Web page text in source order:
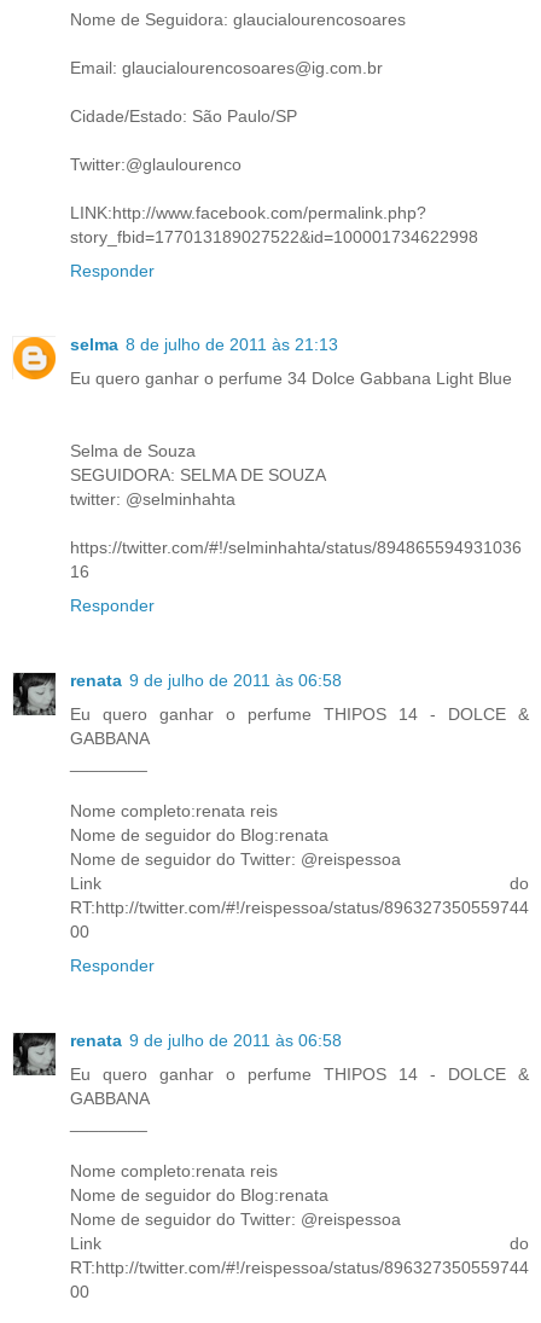
Nome de Seguidora: glaucialourencosoares
Email: glaucialourencosoares@ig.com.br
Cidade/Estado: São Paulo/SP
Twitter:@glaulourenco
LINK:http://www.facebook.com/permalink.php?
story_fbid=177013189027522&id=100001734622998
Responder
selma 8 de julho de 2011 às 21:13
Eu quero ganhar o perfume 34 Dolce Gabbana Light Blue
Selma de Souza
SEGUIDORA: SELMA DE SOUZA
twitter: @selminhahta
https://twitter.com/#!/selminhahta/status/894865594931036
16
Responder
renata 9 de julho de 2011 às 06:58
Eu quero ganhar o perfume THIPOS 14 - DOLCE &
GABBANA
Nome completo:renata reis
Nome de seguidor do Blog:renata
Nome de seguidor do Twitter: @reispessoa
Link do
RT:http://twitter.com/#!/reispessoa/status/896327350559744
00
Responder
renata 9 de julho de 2011 às 06:58
Eu quero ganhar o perfume THIPOS 14 - DOLCE &
GABBANA
Nome completo:renata reis
Nome de seguidor do Blog:renata
Nome de seguidor do Twitter: @reispessoa
Link do
RT:http://twitter.com/#!/reispessoa/status/896327350559744
00